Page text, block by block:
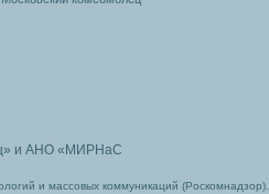
и АНО «МИРНаС
и массовых коммуникаций (Роскомнадзор).